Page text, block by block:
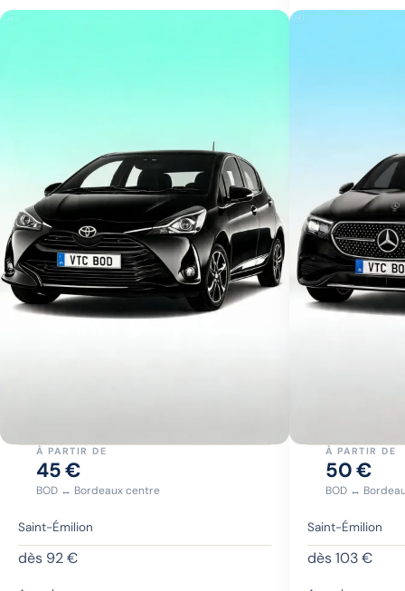
À PARTIR DE
45 €
BOD ↔ Bordeaux centre
Saint-Émilion
dès 92€
À PARTIR DE
50 €
BOD ↔
Saint-Émilion
dès103€